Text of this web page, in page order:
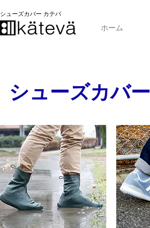
​シューズカバー カテバ
ホーム
シューズカバー